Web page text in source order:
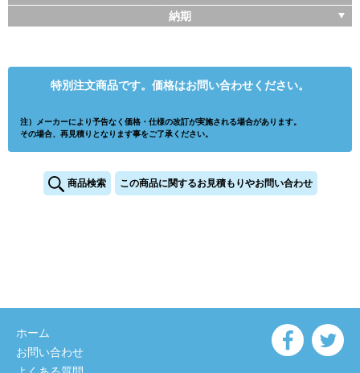
納期
特別注文商品です。価格はお問い合わせください。
注）メーカーにより予告なく価格・仕様の改訂が実施される場合があります。
その場合、再見積りとなります事をご了承ください。
商品検索 この商品に関するお見積もりやお問い合わせ
ホーム
お問い合わせ